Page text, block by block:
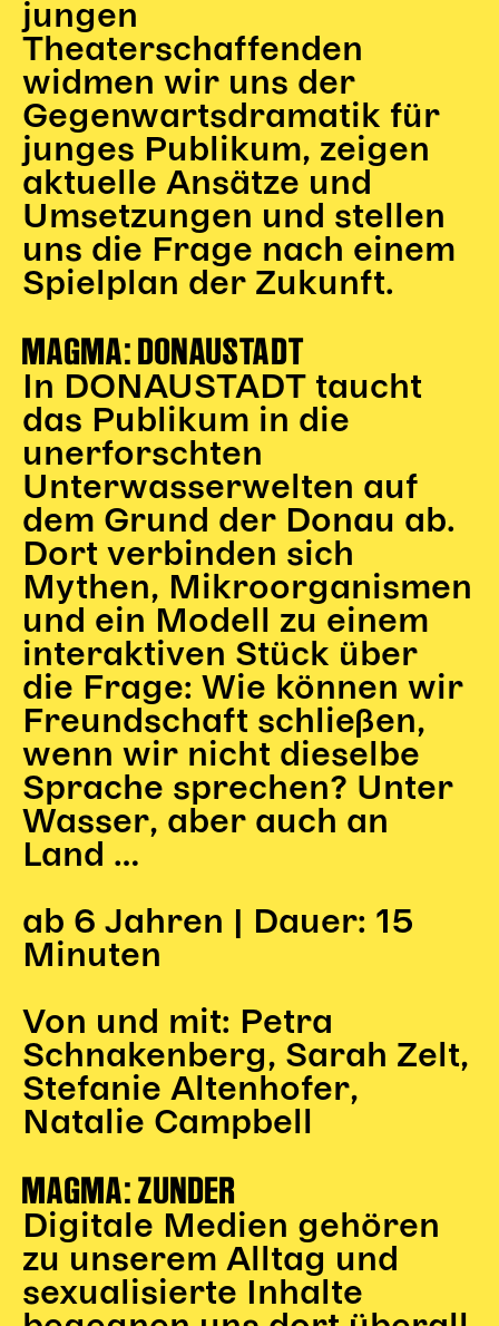
Über Uns
Unser Blog
Team
Künstler*innen 2025/26
Bühnen + Studios
Leitlinien
Kulturpatenschaft
Partner*innen
20 Jahre Dschungel Wien
Karten + Preise
Anfahrt
Vermietung
Café
Newsletter
SPENDEN + FÖRDERN
Translate to English
SUCHE Suchbegriffe
Suchen
jungen
Theaterschaffenden
widmen wir uns der
Gegenwartsdramatik für
junges Publikum, zeigen
aktuelle Ansätze und
Umsetzungen und stellen
uns die Frage nach einem
Spielplan der Zukunft.
MAGMA: DONAUSTADT
In DONAUSTADT taucht
das Publikum in die
unerforschten
Unterwasserwelten auf
dem Grund der Donau ab.
Dort verbinden sich
Mythen, Mikroorganismen
und ein Modell zu einem
interaktiven Stück über
die Frage: Wie können wir
Freundschaft schließen,
wenn wir nicht dieselbe
Sprache sprechen? Unter
Wasser, aber auch an
Land …
ab 6 Jahren | Dauer: 15
Minuten
Von und mit: Petra
Schnakenberg, Sarah Zelt,
Stefanie Altenhofer,
Natalie Campbell
MAGMA: ZUNDER
Digitale Medien gehören
zu unserem Alltag und
sexualisierte Inhalte